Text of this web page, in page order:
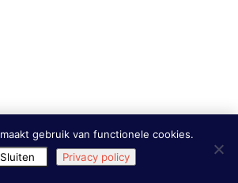
gebruik van functionele cookies.
Sluiten
Privacy policy